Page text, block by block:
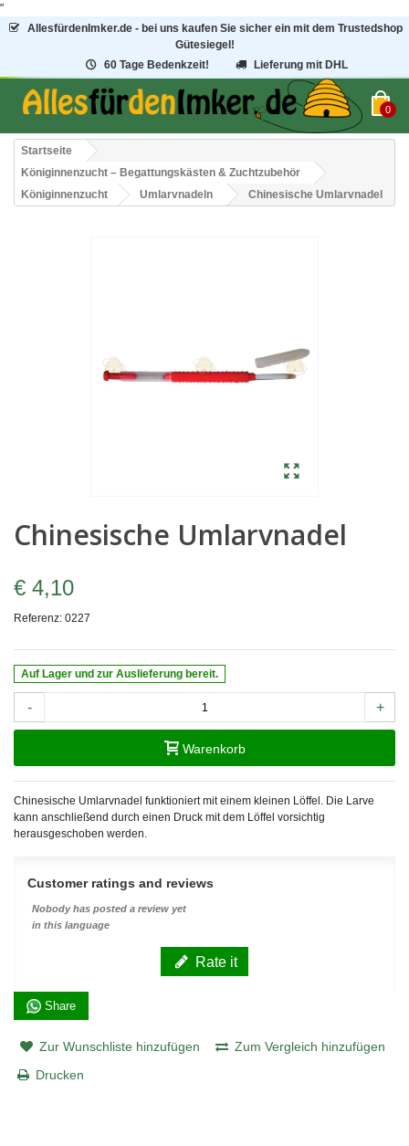
"
AllesfürdenImker.de - bei uns kaufen Sie sicher ein mit dem Trustedshop
Gütesiegel!
60 Tage Bedenkzeit!
Lieferung mit DHL
0
Startseite
Königinnenzucht – Begattungskästen & Zuchtzubehör
Königinnenzucht
Umlarvnadeln Chinesische Umlarvnadel
Chinesische Umlarvnadel
€ 4,10
Referenz: 0227
Auf Lager und zur Auslieferung bereit.
- +
Warenkorb
Chinesische Umlarvnadel funktioniert mit einem kleinen Löffel. Die Larve
kann anschließend durch einen Druck mit dem Löffel vorsichtig
herausgeschoben werden.
Customer ratings and reviews
Nobody has posted a review yet
in this language
Rate it
Share
Zur Wunschliste hinzufügen
Zum Vergleich hinzufügen
Drucken